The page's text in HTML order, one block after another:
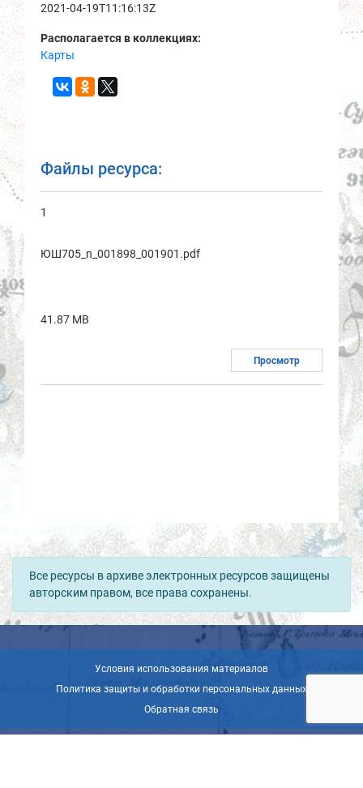
2021-04-19T11:16:13Z
Располагается в коллекциях:
Карты
Файлы ресурса:
1
ЮШ705_n_001898_001901.pdf
41.87 MB
Просмотр
Все ресурсы в архиве электронных ресурсов защищены
авторским правом, все права сохранены.
Условия использования материалов
Политика защиты и обработки персональных данных
Обратная связь